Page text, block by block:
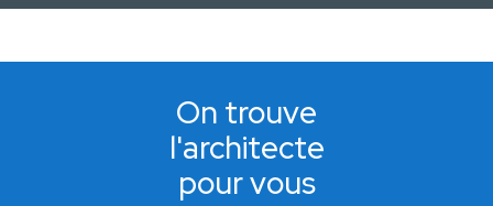
On trouve
l'architecte
pour vous